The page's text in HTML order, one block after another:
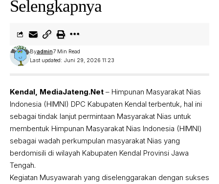
Selengkapnya
Last updated: Juni 29, 2026 11:23
Byadmin7 Min Read
Kendal, MediaJateng.Net – Himpunan Masyarakat Nias
Indonesia (HIMNI) DPC Kabupaten Kendal terbentuk, hal ini
sebagai tindak lanjut permintaan Masyarakat Nias untuk
membentuk Himpunan Masyarakat Nias Indonesia (HIMNI)
sebagai wadah perkumpulan masyarakat Nias yang
berdomisili di wilayah Kabupaten Kendal Provinsi Jawa
Tengah.
Kegiatan Musyawarah yang diselenggarakan dengan sukses